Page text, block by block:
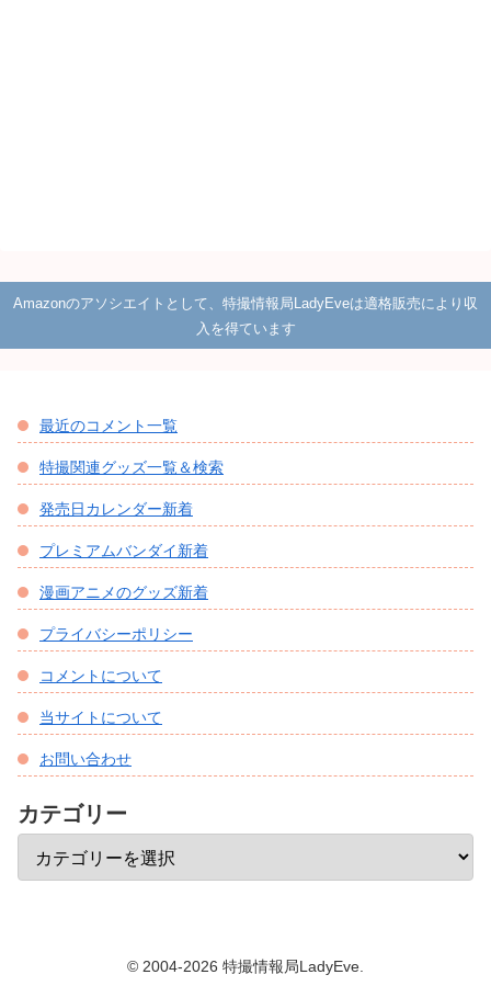
Amazonのアソシエイトとして、特撮情報局LadyEveは適格販売により収
入を得ています
最近のコメント一覧
特撮関連グッズ一覧＆検索
発売日カレンダー新着
プレミアムバンダイ新着
漫画アニメのグッズ新着
プライバシーポリシー
コメントについて
当サイトについて
お問い合わせ
カテゴリー
© 2004-2026 特撮情報局LadyEve.